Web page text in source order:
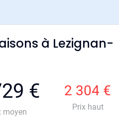
à Lezignan-
€
moyen
2 304 €
Prix haut